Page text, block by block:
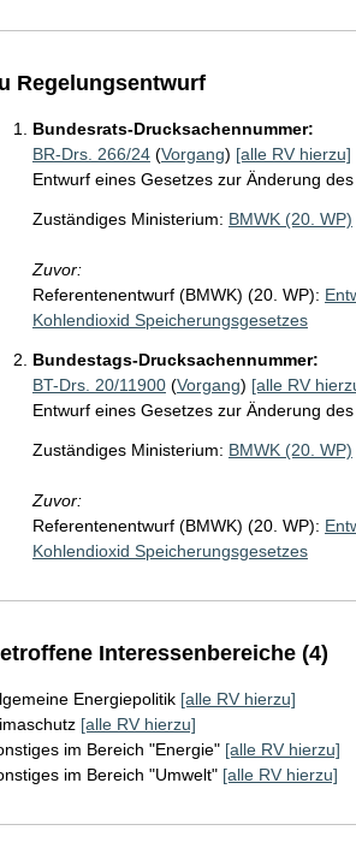
Regelungsentwurf
Bundesrats-Drucksachennummer:
BR-Drs. 266/24(Vorgang) [alle RV hierzu]
Entwurf eines Gesetzes zur Änderung
Zuständiges Ministerium: BMWK (20. WP)
Zuvor:
Referentenentwurf (BMWK) (20. WP):
Kohlendioxid Speicherungsgesetzes
Bundestags-Drucksachennummer:
BT-Drs. 20/11900(Vorgang) [alle RV
Entwurf eines Gesetzes zur Änderung
Zuständiges Ministerium: BMWK (20. WP)
Zuvor:
Referentenentwurf (BMWK) (20. WP):
Kohlendioxid Speicherungsgesetzes
Interessenbereiche (4)
Energiepolitik [alle RV hierzu]
[alle RV hierzu]
im Bereich "Energie" [alle RV hierzu]
im Bereich "Umwelt" [alle RV hierzu]